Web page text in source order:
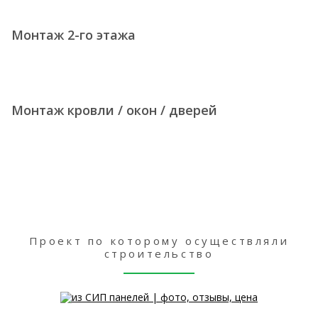
Монтаж 2-го этажа
Монтаж кровли / окон / дверей
Проект по которому осуществляли
строительство